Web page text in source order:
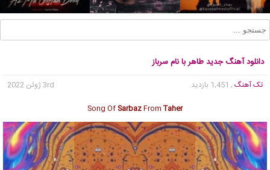
دانلود آهنگ جدید طاهر با نام سرباز
تک آهنگ , 1,451 بازدید
3rd ژوئن 2022
Song Of SarbazFrom Taher